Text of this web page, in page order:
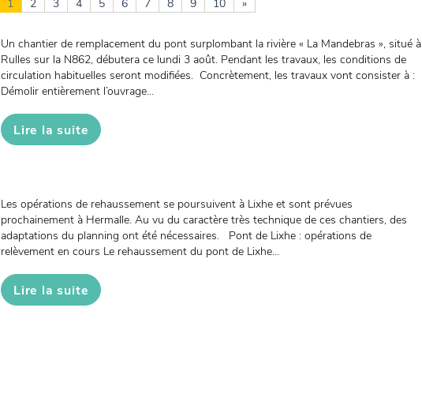
1 2 3 4 5 6 7 8 9 10 »
Un chantier de remplacement du pont surplombant la rivière « La Mandebras », situé à
Rulles sur la N862, débutera ce lundi 3 août. Pendant les travaux, les conditions de
circulation habituelles seront modifiées. Concrètement, les travaux vont consister à :
Démolir entièrement l’ouvrage...
Lire la suite
Les opérations de rehaussement se poursuivent à Lixhe et sont prévues
prochainement à Hermalle. Au vu du caractère très technique de ces chantiers, des
adaptations du planning ont été nécessaires. Pont de Lixhe : opérations de
relèvement en cours Le rehaussement du pont de Lixhe...
Lire la suite